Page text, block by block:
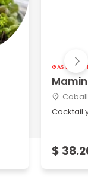
Cocktail
$